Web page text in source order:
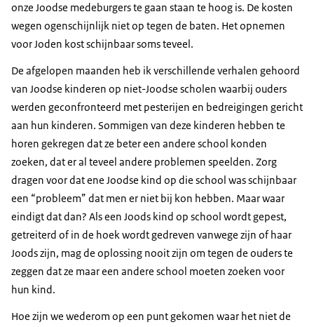
onze Joodse medeburgers te gaan staan te hoog is. De kosten
wegen ogenschijnlijk niet op tegen de baten. Het opnemen
voor Joden kost schijnbaar soms teveel.
De afgelopen maanden heb ik verschillende verhalen gehoord
van Joodse kinderen op niet-Joodse scholen waarbij ouders
werden geconfronteerd met pesterijen en bedreigingen gericht
aan hun kinderen. Sommigen van deze kinderen hebben te
horen gekregen dat ze beter een andere school konden
zoeken, dat er al teveel andere problemen speelden. Zorg
dragen voor dat ene Joodse kind op die school was schijnbaar
een “probleem” dat men er niet bij kon hebben. Maar waar
eindigt dat dan? Als een Joods kind op school wordt gepest,
getreiterd of in de hoek wordt gedreven vanwege zijn of haar
Joods zijn, mag de oplossing nooit zijn om tegen de ouders te
zeggen dat ze maar een andere school moeten zoeken voor
hun kind.
Hoe zijn we wederom op een punt gekomen waar het niet de